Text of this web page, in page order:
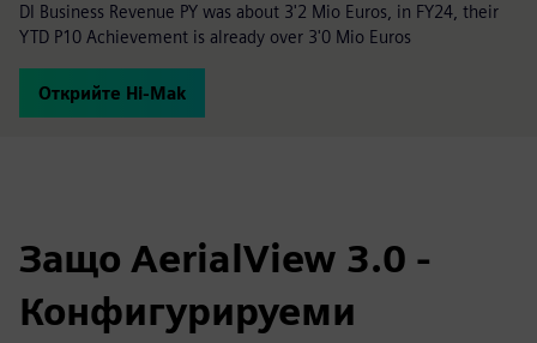
DI Business Revenue PY was about 3'2 Mio Euros, in FY24, their
YTD P10 Achievement is already over 3'0 Mio Euros
Открийте Hi-Mak
Защо AerialView 3.0 -
Конфигурируеми